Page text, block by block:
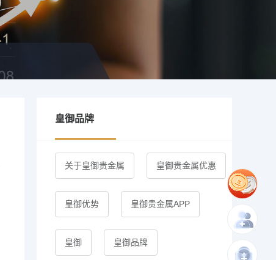
皇御品牌
关于皇御贵金属 皇御贵金属优惠
皇御优势 皇御贵金属APP
皇御 皇御品牌